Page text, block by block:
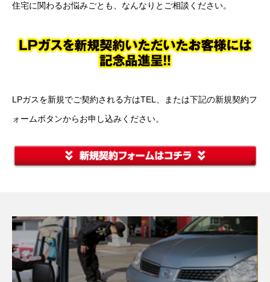
住宅に関わるお悩みごとも、なんなりとご相談ください。
LPガスを新規でご契約される方はTEL、または下記の新規契約フ
ォームボタンからお申し込みください。